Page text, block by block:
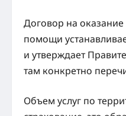
Договор на
помощи
и утверждает
там конкретно
Объем услуг по